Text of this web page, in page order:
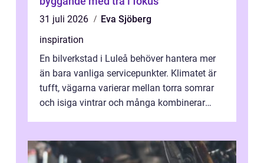
31 juli 2026
Eva Sjöberg
inspiration
En bilverkstad i Luleå behöver hantera mer
än bara vanliga servicepunkter. Klimatet är
tufft, vägarna varierar mellan torra somrar
och isiga vintrar och många kombinerar